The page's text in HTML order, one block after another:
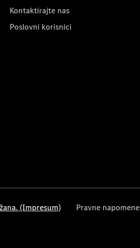
Kontaktirajte nas
Poslovni korisnici
(Impresum) Pravne napomene